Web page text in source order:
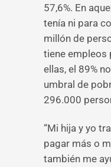
57,6%. En
tenía ni para
millón de
tiene empleos
ellas, el 89%
umbral de
296.000
“Mi hija y yo
pagar más o
también me